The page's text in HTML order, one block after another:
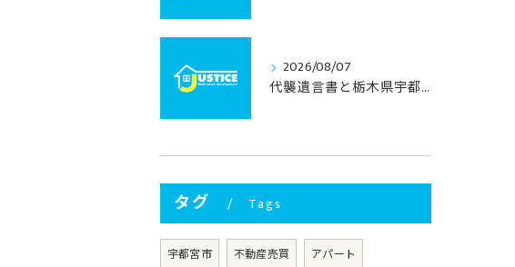
2026/08/07
代襲遺言書と栃木県宇都宮市での不動産相続を安心して進めるための実務ガイド
タグ Tags
宇都宮市 不動産売買 アパート